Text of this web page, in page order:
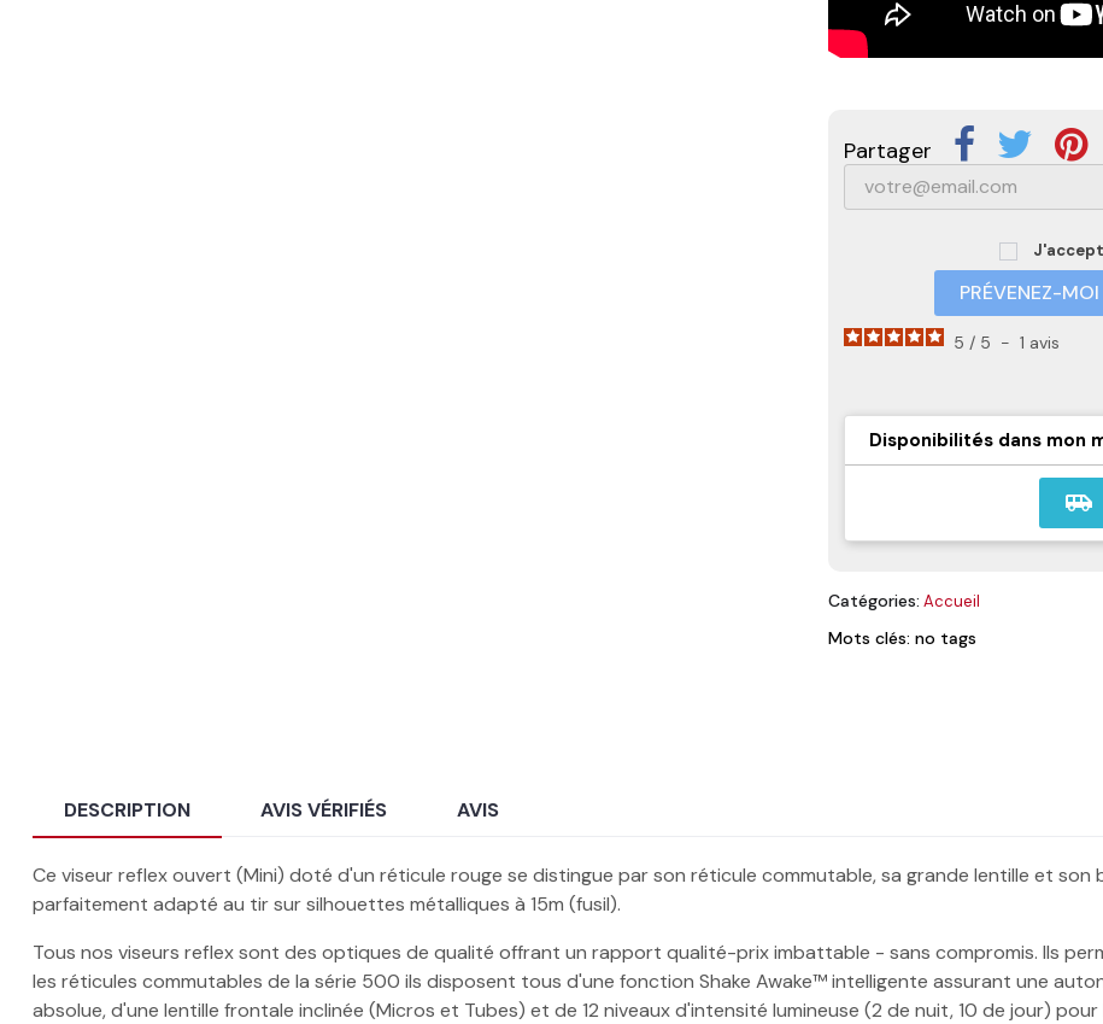
Partager
PRÉVENEZ-
5 / 5 - 1 avis
Disponibilités dans mon
airport_shuttle
Catégories: Accueil
Mots clés: no tags
DESCRIPTION AVIS VÉRIFIÉS AVIS
Ce viseur reflex ouvert (Mini) doté d'un réticule rouge se distingue par son réticule commutable, sa grande lentille et
parfaitement adapté au tir sur silhouettes métalliques à 15m (fusil).
Tous nos viseurs reflex sont des optiques de qualité offrant un rapport qualité-prix imbattable - sans compromis. Ils
les réticules commutables de la série 500 ils disposent tous d'une fonction Shake Awake™ intelligente assurant une
absolue, d'une lentille frontale inclinée (Micros et Tubes) et de 12 niveaux d'intensité lumineuse (2 de nuit, 10 de jour)